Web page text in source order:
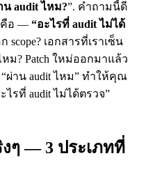
น audit ไหม?”. คำถามนี้ดี
คือ — “อะไรที่ audit ไม่ได้
scope? เอกสารที่เราเซ็น
ม? Patch ใหม่ออกมาแล้ว
“ผ่าน audit ไหม” ทำให้คุณ
รที่ audit ไม่ได้ตรวจ”
ๆ — 3 ประเภทที่